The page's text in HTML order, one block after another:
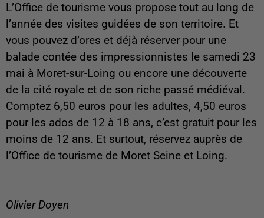
L’Office de tourisme vous propose tout au long de
l’année des visites guidées de son territoire. Et
vous pouvez d’ores et déjà réserver pour une
balade contée des impressionnistes le samedi 23
mai à Moret-sur-Loing ou encore une découverte
de la cité royale et de son riche passé médiéval.
Comptez 6,50 euros pour les adultes, 4,50 euros
pour les ados de 12 à 18 ans, c’est gratuit pour les
moins de 12 ans. Et surtout, réservez auprès de
l’Office de tourisme de Moret Seine et Loing.
Olivier Doyen